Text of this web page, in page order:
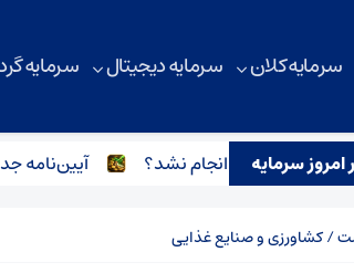
سرمایه کلان سرمایه دیجیتال سرمایه
امروز سرمایه
شرکتی انجام نشد؟ آیین‌نامه جدید
/کشاورزی و صنایع غذایی